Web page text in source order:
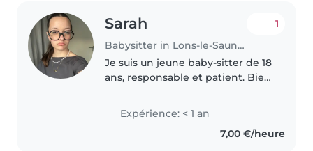
Sarah
Babysitter in Lons-le-Saunier
1
Je suis un jeune baby-sitter de 18
ans, responsable et patient. Bien
d'expérience, j'ai des
compétences variées comme le
dessin, la lecture, les travaux
Expérience: < 1 an
7,00 €/heure